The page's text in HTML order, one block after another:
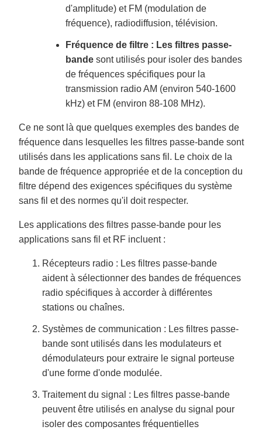
d'amplitude) et FM (modulation de
fréquence), radiodiffusion, télévision.
Fréquence de filtre : Les filtres passe-
bandesont utilisés pour isoler des bandes
de fréquences spécifiques pour la
transmission radio AM (environ 540-1600
kHz) et FM (environ 88-108 MHz).
Ce ne sont là que quelques exemples des bandes de
fréquence dans lesquelles les filtres passe-bande sont
utilisés dans les applications sans fil. Le choix de la
bande de fréquence appropriée et de la conception du
filtre dépend des exigences spécifiques du système
sans fil et des normes qu'il doit respecter.
Les applications des filtres passe-bande pour les
applications sans fil et RF incluent :
Récepteurs radio : Les filtres passe-bande
aident à sélectionner des bandes de fréquences
radio spécifiques à accorder à différentes
stations ou chaînes.
Systèmes de communication : Les filtres passe-
bande sont utilisés dans les modulateurs et
démodulateurs pour extraire le signal porteuse
d'une forme d'onde modulée.
Traitement du signal : Les filtres passe-bande
peuvent être utilisés en analyse du signal pour
isoler des composantes fréquentielles